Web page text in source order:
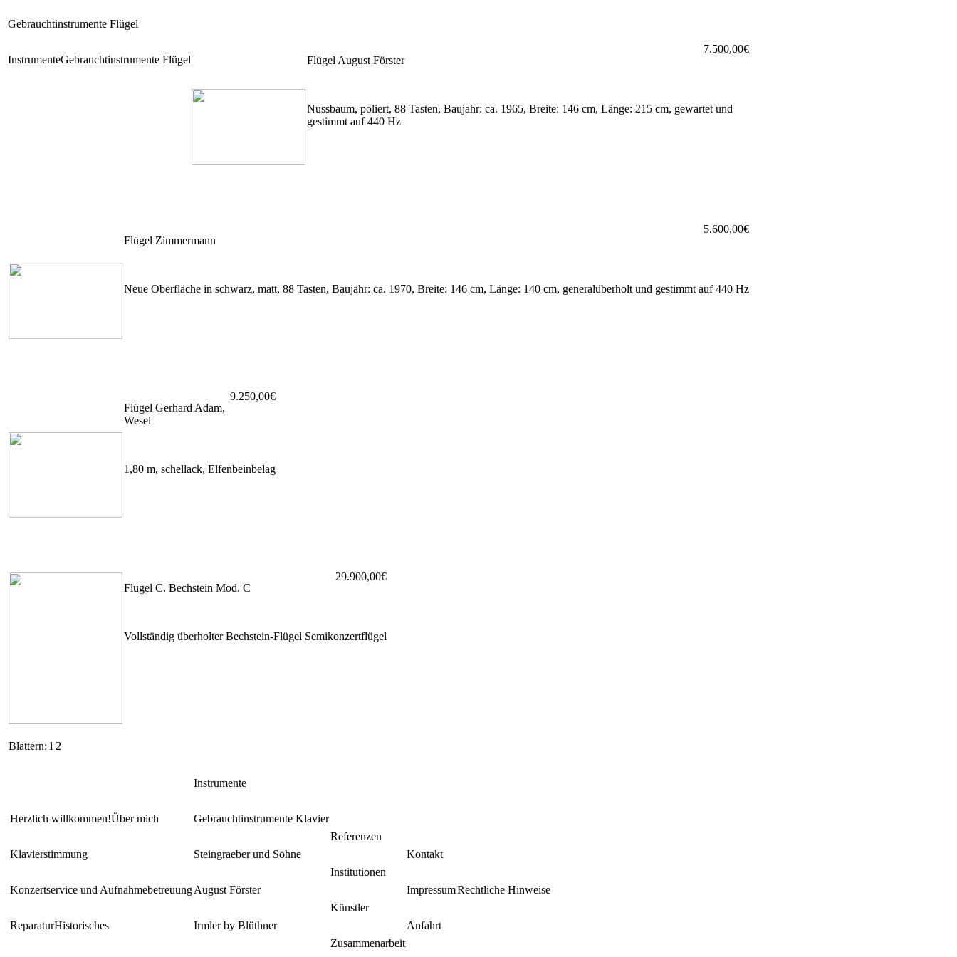
Gebraucht­instrumente Flügel
InstrumenteGebraucht­instrumente Flügel
7.500,00€
Flügel August Förster
Nussbaum, poliert, 88 Tasten, Baujahr: ca. 1965, Breite: 146 cm, Länge: 215 cm, gewartet und
gestimmt auf 440 Hz
5.600,00€
Flügel Zimmermann
Neue Oberfläche in schwarz, matt, 88 Tasten, Baujahr: ca. 1970, Breite: 146 cm, Länge: 140 cm, generalüberholt und gestimmt auf 440 Hz
9.250,00€
Flügel Gerhard Adam,
Wesel
1,80 m, schellack, Elfenbeinbelag
29.900,00€
Flügel C. Bechstein Mod. C
Vollständig überholter Bechstein-Flügel Semikonzertflügel
Blättern: 1 2
Herzlich willkommen!Über mich
Klavierstimmung
Konzertservice und Aufnahmebetreuung
ReparaturHistorisches
Instrumente
Gebrauchtinstrumente Klavier
Steingraeber und Söhne
August Förster
Irmler by Blüthner
Referenzen
Institutionen
Künstler
Zusammenarbeit
Kontakt
Impressum
Anfahrt
Rechtliche Hinweise